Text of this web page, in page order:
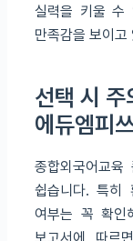
실력을 키울 수
만족감을 보이고
선택 시 주
에듀엠피
종합외국어교
쉽습니다. 특히
여부는 꼭 확인